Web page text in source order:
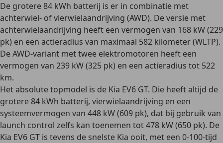
De grotere 84 kWh batterij is er in combinatie met
achterwiel- of vierwielaandrijving (AWD). De versie met
achterwielaandrijving heeft een vermogen van 168 kW (229
pk) en een actieradius van maximaal 582 kilometer (WLTP).
De AWD-variant met twee elektromotoren heeft een
vermogen van 239 kW (325 pk) en een actieradius tot 522
km.
Het absolute topmodel is de Kia EV6 GT. Die heeft altijd de
grotere 84 kWh batterij, vierwielaandrijving en een
systeemvermogen van 448 kW (609 pk), dat bij gebruik van
launch control zelfs kan toenemen tot 478 kW (650 pk). De
Kia EV6 GT is tevens de snelste Kia ooit, met een 0-100-tijd